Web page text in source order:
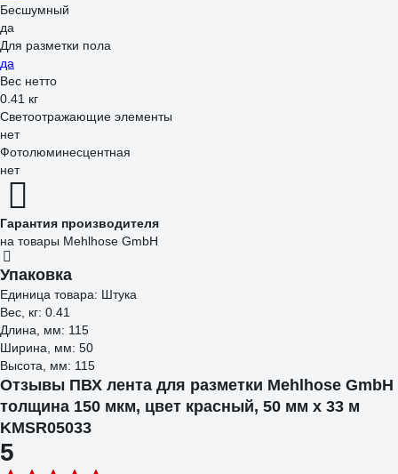
Бесшумный
да
Для разметки пола
да
Вес нетто
0.41 кг
Светоотражающие элементы
нет
Фотолюминесцентная
нет
Гарантия производителя
на товары Mehlhose GmbH
Упаковка
Единица товара: Штука
Вес, кг: 0.41
Длина, мм: 115
Ширина, мм: 50
Высота, мм: 115
Отзывы ПВХ лента для разметки Mehlhose GmbH
толщина 150 мкм, цвет красный, 50 мм х 33 м
KMSR05033
5